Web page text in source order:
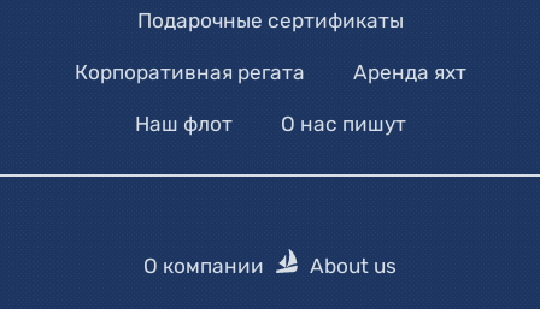
Подарочные сертификаты
Корпоративная регата Аренда яхт
Наш флот О нас пишут
О компании About us